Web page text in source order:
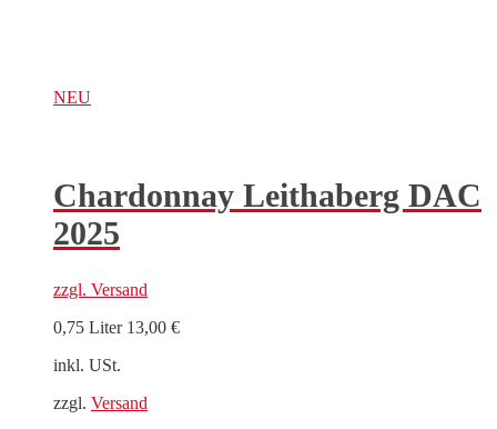
NEU
Chardonnay Leithaberg DAC
2025
zzgl. Versand
0,75 Liter 13,00 €
inkl. USt.
zzgl. Versand